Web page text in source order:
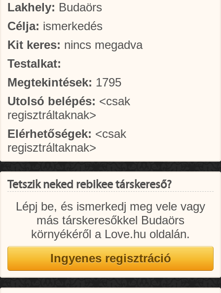
Lakhely: Budaörs
Célja: ismerkedés
Kit keres: nincs megadva
Testalkat:
Megtekintések: 1795
Utolsó belépés: <csak
regisztráltaknak>
Elérhetőségek: <csak
regisztráltaknak>
Tetszik neked rebikee társkereső?
Lépj be, és ismerkedj meg vele vagy
más társkeresőkkel Budaörs
környékéről a Love.hu oldalán.